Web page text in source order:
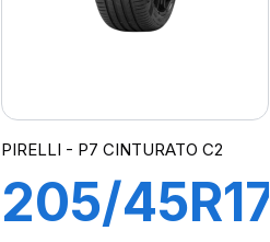
PIRELLI - P7 CINTURATO C2
205/45R17